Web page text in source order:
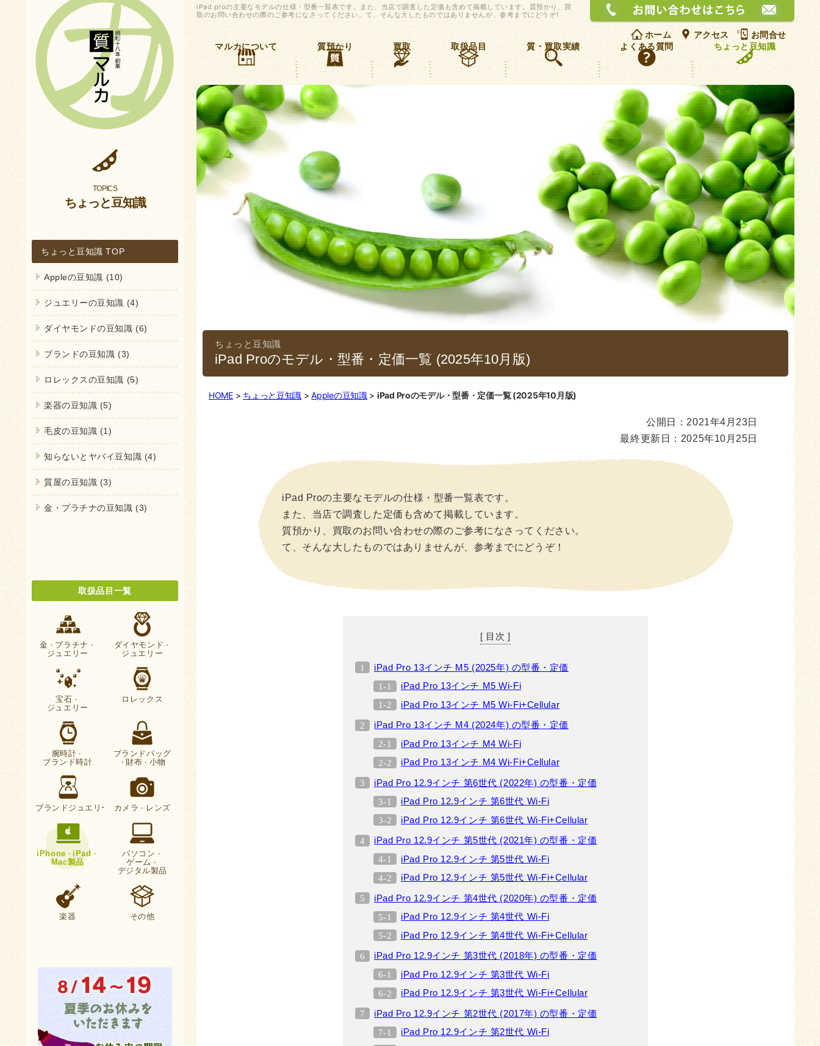
iPad proの主要なモデルの仕様・型番一覧表です。また、当店で調査した定価も含めて掲載しています。質預かり、買
取のお問い合わせの際のご参考になさってください。て、そんな大したものではありませんが、参考までにどうぞ!
ホーム アクセス
お問合せ
マルカについて
質預かり 買取 取扱品目 質・買取実績 よくある質問 ちょっと豆知識
iPad Proのモデル・型番・定価一覧 (2025年10月版)
HOME ちょっと豆知識 Appleの豆知識 iPad Proのモデル・型番・定価一覧 (2025年10月版)
公開日：2021年4月23日
最終更新日：2025年10月25日
iPad Proの主要なモデルの仕様・型番一覧表です。
また、当店で調査した定価も含めて掲載しています。
質預かり、買取のお問い合わせの際のご参考になさってください。
て、そんな大したものではありませんが、参考までにどうぞ！
[ 目次 ]
iPad Pro 13インチ M5 (2025年) の型番・定価
iPad Pro 13インチ M5 Wi-Fi
iPad Pro 13インチ M5 Wi-Fi+Cellular
iPad Pro 13インチ M4 (2024年) の型番・定価
iPad Pro 13インチ M4 Wi-Fi
iPad Pro 13インチ M4 Wi-Fi+Cellular
iPad Pro 12.9インチ 第6世代 (2022年) の型番・定価
iPad Pro 12.9インチ 第6世代 Wi-Fi
iPad Pro 12.9インチ 第6世代 Wi-Fi+Cellular
iPad Pro 12.9インチ 第5世代 (2021年) の型番・定価
iPad Pro 12.9インチ 第5世代 Wi-Fi
iPad Pro 12.9インチ 第5世代 Wi-Fi+Cellular
iPad Pro 12.9インチ 第4世代 (2020年) の型番・定価
iPad Pro 12.9インチ 第4世代 Wi-Fi
iPad Pro 12.9インチ 第4世代 Wi-Fi+Cellular
iPad Pro 12.9インチ 第3世代 (2018年) の型番・定価
iPad Pro 12.9インチ 第3世代 Wi-Fi
iPad Pro 12.9インチ 第3世代 Wi-Fi+Cellular
iPad Pro 12.9インチ 第2世代 (2017年) の型番・定価
iPad Pro 12.9インチ 第2世代 Wi-Fi
ちょっと豆知識
ちょっと豆知識 TOP
Appleの豆知識 (10)
ジュエリーの豆知識 (4)
ダイヤモンドの豆知識 (6)
ブランドの豆知識 (3)
ロレックスの豆知識 (5)
楽器の豆知識 (5)
毛皮の豆知識 (1)
知らないとヤバイ豆知識 (4)
質屋の豆知識 (3)
金・プラチナの豆知識 (3)
取扱品目一覧
金 ・ プラチナ ・
ジュエリー
ダイヤモンド ・
ジュエリー
宝石 ・
ジュエリー
ロレックス
腕時計 ・
ブランド時計
ブランドバッグ
・ 財布 ・ 小物
ブランドジュエリー カメラ ・ レンズ
iPhone ・ iPad ・
Mac製品
パソコン ・
ゲーム ・
デジタル製品
楽器 その他